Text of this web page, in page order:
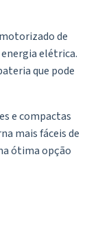
de
energia elétrica.
que pode
e compactas
mais fáceis de
ótima opção